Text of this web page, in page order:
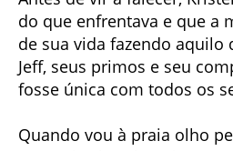
do que enfrentava e que a
de sua vida fazendo
Jeff, seus primos e seu
fosse única com todos os
Quando vou à praia olho